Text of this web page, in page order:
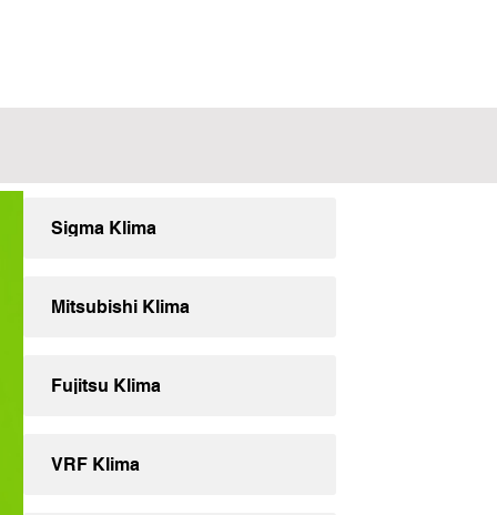
Sigma Klima
Mitsubishi Klima
Fujitsu Klima
VRF Klima